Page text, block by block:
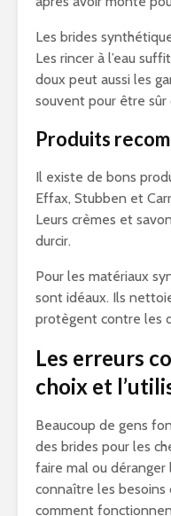
Les brides
Les rincer à l’eau
doux peut aussi les
souvent pour être sûr
Produits
Il existe de bons
Effax, Stubben et
Leurs crèmes et
durcir.
Pour les matériaux
sont idéaux. Ils
protègent contre les
Les erreurs
choix et
Beaucoup de gens
des brides pour les
faire mal ou
connaître les
comment